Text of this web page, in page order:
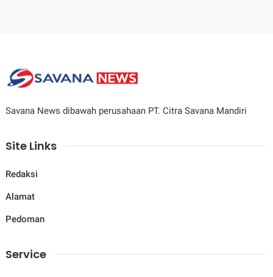
Savana News dibawah perusahaan PT. Citra Savana Mandiri
Site Links
Redaksi
Alamat
Pedoman
Service